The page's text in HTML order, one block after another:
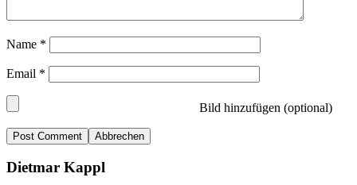
Name *
Email *
Bild hinzufügen (optional)
Abbrechen
Dietmar Kappl